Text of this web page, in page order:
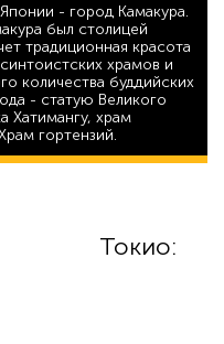
- город Камакура.
был столицей
традиционная красота
храмов и
количества буддийских
- статую Великого
Хатимангу, храм
гортензий.
Токио: